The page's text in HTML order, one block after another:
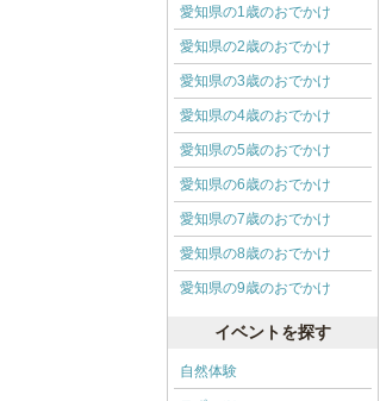
愛知県の1歳のおでかけ
愛知県の2歳のおでかけ
愛知県の3歳のおでかけ
愛知県の4歳のおでかけ
愛知県の5歳のおでかけ
愛知県の6歳のおでかけ
愛知県の7歳のおでかけ
愛知県の8歳のおでかけ
愛知県の9歳のおでかけ
イベントを探す
自然体験